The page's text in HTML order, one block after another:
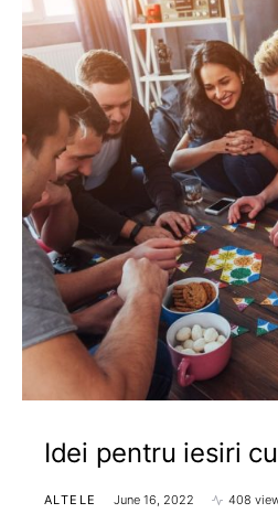
Idei pentru iesiri
ALTELE June 16, 2022 408